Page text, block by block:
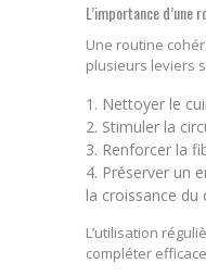
L’importance
Une routine
plusieurs leviers
Nettoyer le
Stimuler la
Renforcer la
Préserver un
la croissance du
L’utilisation
compléter